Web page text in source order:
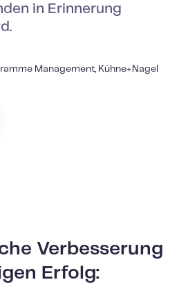
in Erinnerung
Management, Kühne+Nagel
Verbesserung
Erfolg: